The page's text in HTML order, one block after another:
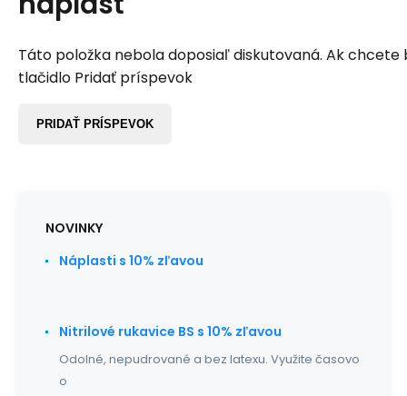
Táto položka nebola doposiaľ diskutovaná. Ak chcete
tlačidlo Pridať príspevok
PRIDAŤ PRÍSPEVOK
NOVINKY
Náplasti s 10% zľavou
Nitrilové rukavice BS s 10% zľavou
Odolné, nepudrované a bez latexu. Využite časovo
o